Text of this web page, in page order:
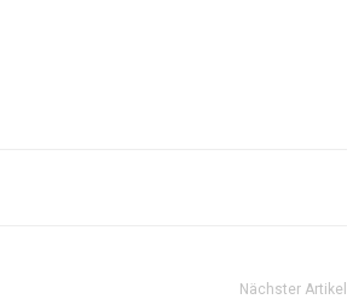
Nächster Artikel